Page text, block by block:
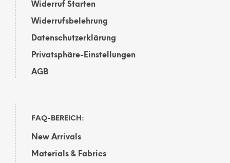
Widerruf Starten
Widerrufsbelehrung
Datenschutzerklärung
Privatsphäre-Einstellungen
AGB
FAQ-BEREICH:
New Arrivals
Materials & Fabrics